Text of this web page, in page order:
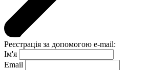
Реєстрація за допомогою e-mail:
Ім'я
Email